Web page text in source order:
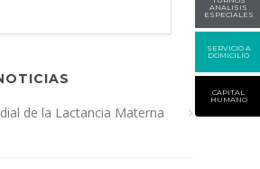
de la Lactancia Materna
ANALISIS
ESPECIALES
SERVICIO A
DOMICILIO
CAPITAL
HUMANO